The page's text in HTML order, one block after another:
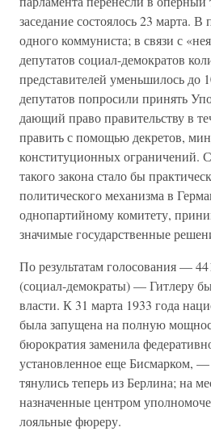
заседание состоялось 23 марта.
одного коммуниста; в связи с
депутатов социал-демократов
представителей уменьшилось до
депутатов попросили принять
дающий право правительству в
править с помощью декретов,
конституционных ограничений.
такого закона стало бы
политического механизма в
однопартийному комитету,
значимые государственные
По результатам голосования —
(социал-демократы) — Гитлеру
власти. К 31 марта 1933 года
была запущена на полную
бюрократия заменила
установленное еще Бисмарком,
тянулись теперь из Берлина; на
назначенные центром
лояльные фюреру.